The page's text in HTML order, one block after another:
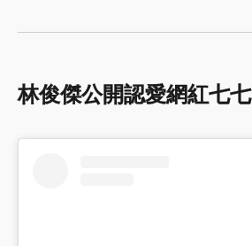
林俊傑公開認愛網紅七七